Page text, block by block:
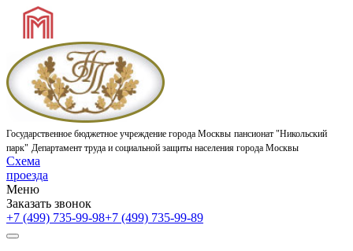
Государственное бюджетное учреждение города Москвы пансионат "Никольский
парк" Департамент труда и социальной защиты населения города Москвы
Схема
проезда
Меню
Заказать звонок
+7 (499) 735-99-98+7 (499) 735-99-89